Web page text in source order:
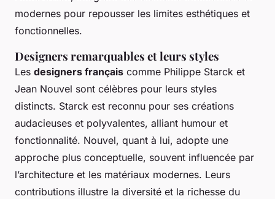
modernes pour repousser les limites esthétiques et
fonctionnelles.
Designers remarquables et leurs styles
Les designers français comme Philippe Starck et
Jean Nouvel sont célèbres pour leurs styles
distincts. Starck est reconnu pour ses créations
audacieuses et polyvalentes, alliant humour et
fonctionnalité. Nouvel, quant à lui, adopte une
approche plus conceptuelle, souvent influencée par
l’architecture et les matériaux modernes. Leurs
contributions illustre la diversité et la richesse du